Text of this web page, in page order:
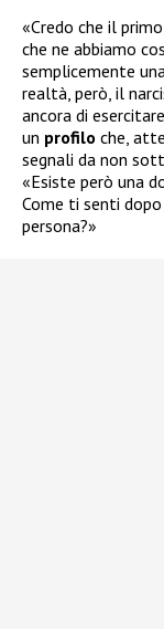
«Credo che il
che ne abbiamo
semplicemente
realtà, però, il
ancora di
un profilo che,
segnali da non
«Esiste però una
Come ti senti
persona?»